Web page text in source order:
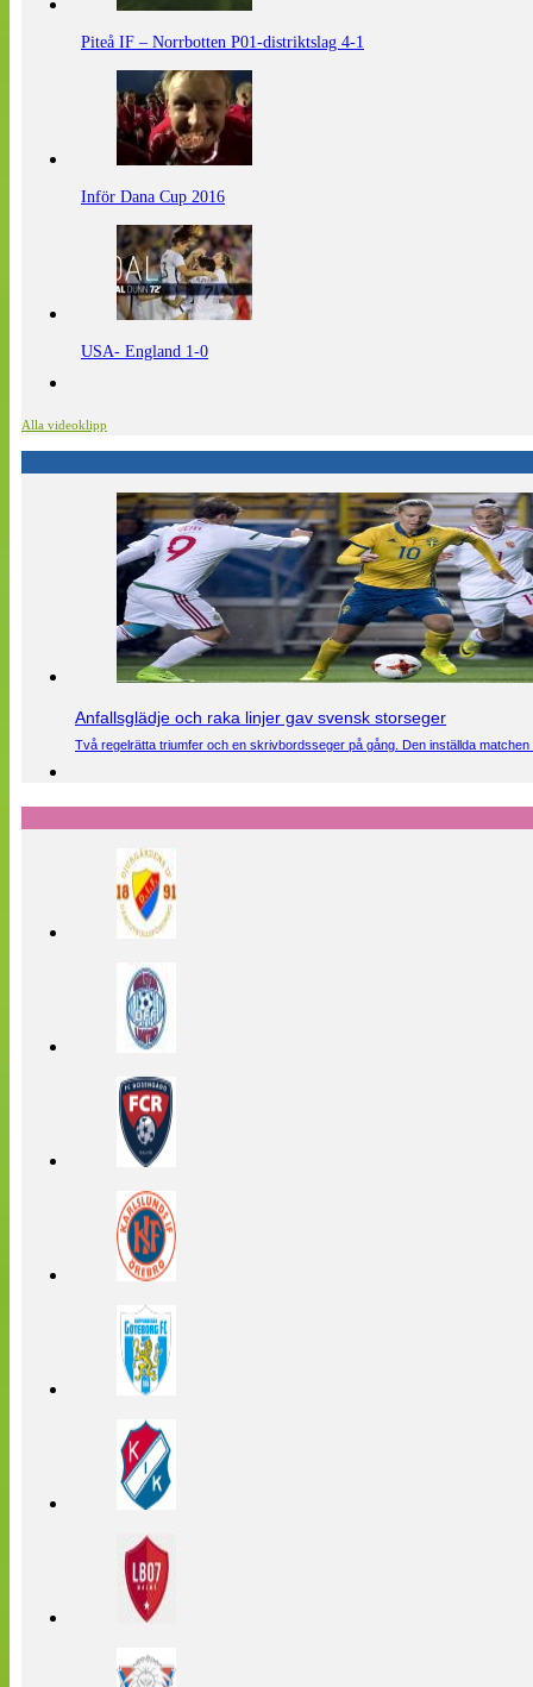
Piteå IF – Norrbotten P01-distriktslag 4-1
Inför Dana Cup 2016
USA- England 1-0
Alla videoklipp
Anfallsglädje och raka linjer gav svensk storseger
Två regelrätta triumfer och en skrivbordsseger på gång. Den inställda